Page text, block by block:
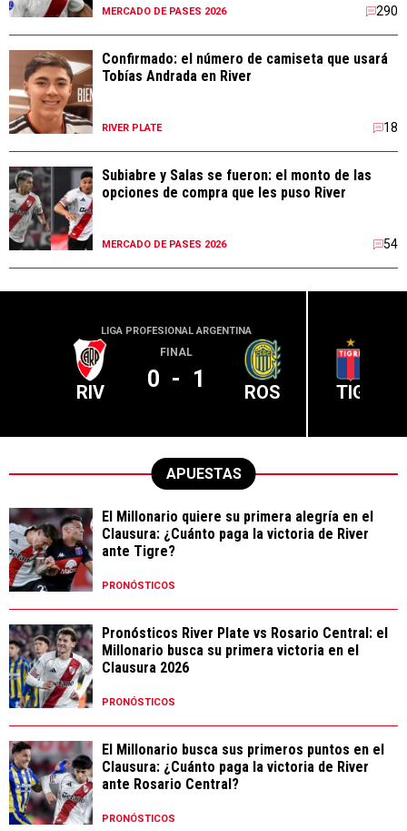
MERCADO DE PASES 2026 290
Confirmado: el número de camiseta que usará
Tobías Andrada en River
RIVER PLATE 18
Subiabre y Salas se fueron: el monto de las
opciones de compra que les puso River
MERCADO DE PASES 2026 54
LIGA PROFESIONAL ARGENTINA
RIV
FINAL
0 - 1 ROS TIG
APUESTAS
El Millonario quiere su primera alegría en el
Clausura: ¿Cuánto paga la victoria de River
ante Tigre?
PRONÓSTICOS
Pronósticos River Plate vs Rosario Central: el
Millonario busca su primera victoria en el
Clausura 2026
PRONÓSTICOS
El Millonario busca sus primeros puntos en el
Clausura: ¿Cuánto paga la victoria de River
ante Rosario Central?
PRONÓSTICOS